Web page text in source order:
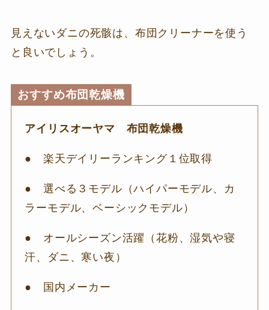
見えないダニの死骸は、布団クリーナーを使う
と良いでしょう。
おすすめ布団乾燥機
アイリスオーヤマ 布団乾燥機
● 楽天デイリーランキング１位取得
● 選べる３モデル（ハイパーモデル、カ
ラーモデル、ベーシックモデル）
● オールシーズン活躍（花粉、湿気や寝
汗、ダニ、寒い夜）
● 国内メーカー